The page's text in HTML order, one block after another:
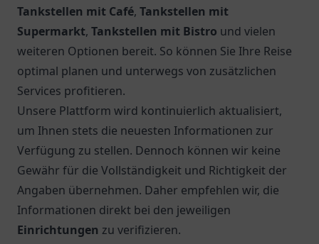
Tankstellen mit Café, Tankstellen mit
Supermarkt, Tankstellen mit Bistro und vielen
weiteren Optionen bereit. So können Sie Ihre Reise
optimal planen und unterwegs von zusätzlichen
Services profitieren.
Unsere Plattform wird kontinuierlich aktualisiert,
um Ihnen stets die neuesten Informationen zur
Verfügung zu stellen. Dennoch können wir keine
Gewähr für die Vollständigkeit und Richtigkeit der
Angaben übernehmen. Daher empfehlen wir, die
Informationen direkt bei den jeweiligen
Einrichtungen zu verifizieren.